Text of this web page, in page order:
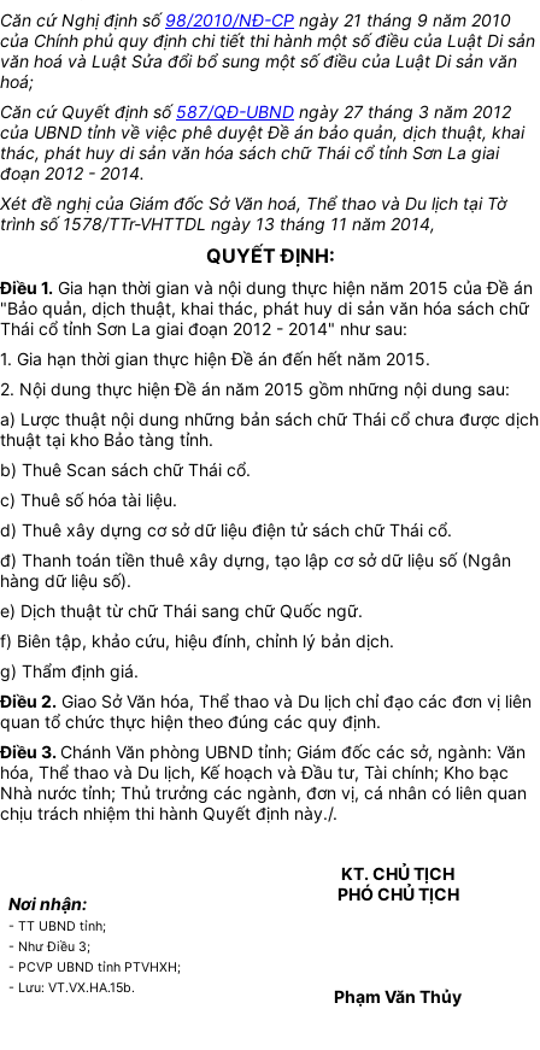
Căn cứ Nghị định số98/2010/NĐ-CP ngày 21 tháng 9 năm 2010
của Chính phủ quy định chi tiết thi hành một số điều của Luật Di sản
văn hoá và Luật Sửa đổi bổ sung một số điều của Luật Di sản văn
hoá;
Căn cứ Quyết định số587/QĐ-UBND ngày 27 tháng 3 năm 2012
của UBND tỉnh về việc phê duyệt Đề án bảo quản, dịch thuật, khai
thác, phát huy di sản văn hóa sách chữ Thái cổ tỉnh Sơn La giai
đoạn 2012 - 2014.
Xét đề nghị của Giám đốc Sở Văn hoá, Thể thao và Du lịch tại Tờ
trình số 1578/TTr-VHTTDL ngày 13 tháng 11 năm 2014,
QUYẾT ĐỊNH:
Điều 1. Gia hạn thời gian và nội dung thực hiện năm 2015 của Đề án
"Bảo quản, dịch thuật, khai thác, phát huy di sản văn hóa sách chữ
Thái cổ tỉnh Sơn La giai đoạn 2012 - 2014" như sau:
1. Gia hạn thời gian thực hiện Đề án đến hết năm 2015.
2. Nội dung thực hiện Đề án năm 2015 gồm những nội dung sau:
a) Lược thuật nội dung những bản sách chữ Thái cổ chưa được dịch
thuật tại kho Bảo tàng tỉnh.
b) Thuê Scan sách chữ Thái cổ.
c) Thuê số hóa tài liệu.
d) Thuê xây dựng cơ sở dữ liệu điện tử sách chữ Thái cổ.
đ) Thanh toán tiền thuê xây dựng, tạo lập cơ sở dữ liệu số (Ngân
hàng dữ liệu số).
e) Dịch thuật từ chữ Thái sang chữ Quốc ngữ.
f) Biên tập, khảo cứu, hiệu đính, chỉnh lý bản dịch.
g) Thẩm định giá.
Điều 2. Giao Sở Văn hóa, Thể thao và Du lịch chỉ đạo các đơn vị liên
quan tổ chức thực hiện theo đúng các quy định.
Điều 3.Chánh Văn phòng UBND tỉnh; Giám đốc các sở, ngành: Văn
hóa, Thể thao và Du lịch, Kế hoạch và Đầu tư, Tài chính; Kho bạc
Nhà nước tỉnh; Thủ trưởng các ngành, đơn vị, cá nhân có liên quan
chịu trách nhiệm thi hành Quyết định này./.
Nơi nhận:
- TT UBND tỉnh;
- Như Điều 3;
- PCVP UBND tỉnh PTVHXH;
- Lưu: VT.VX.HA.15b.
KT. CHỦ TỊCH
PHÓ CHỦ TỊCH
Phạm Văn Thủy